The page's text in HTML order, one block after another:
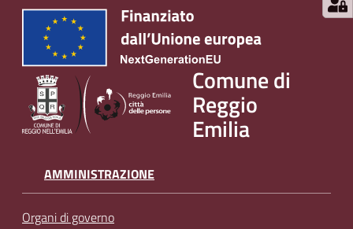
Comune di
Reggio
Emilia
AMMINISTRAZIONE
Organi di governo